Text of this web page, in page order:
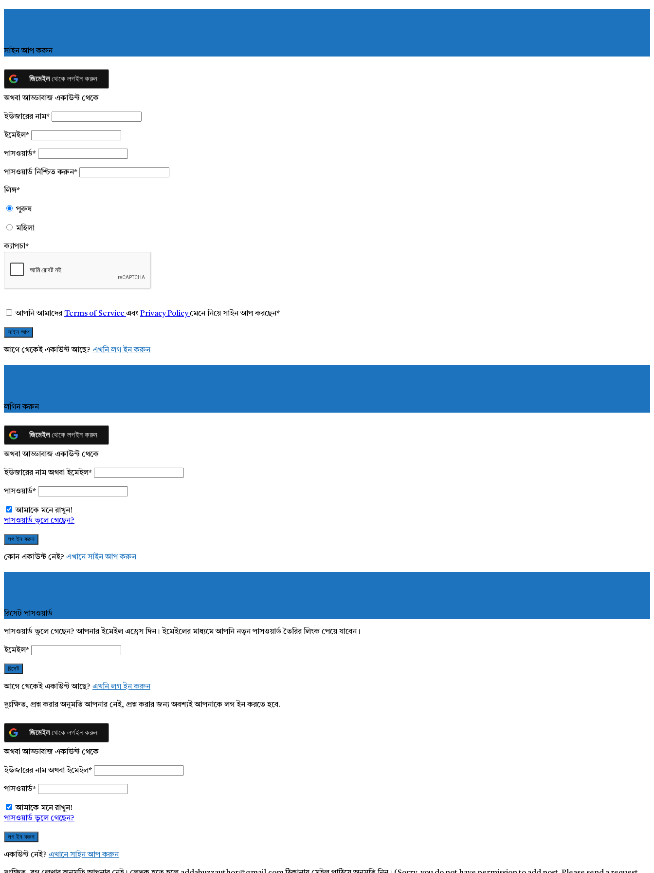
সাইন আপ করুন
জিমেইলথেকে লগইন করুন
অথবা আড্ডাবাজ একাউন্ট থেকে
ইউজারের নাম*
ইমেইল*
পাসওয়ার্ড*
পাসওয়ার্ড নিশ্চিত করুন*
লিঙ্গ*
পুরুষ
মহিলা
ক্যাপচা*
আপনি আমাদেরTerms of Service এবং Privacy Policyমেনে নিয়ে সাইন আপ করছেন*
আগে থেকেই একাউন্ট আছে? এখনি লগ ইন করুন
লগিন করুন
জিমেইলথেকে লগইন করুন
অথবা আড্ডাবাজ একাউন্ট থেকে
ইউজারের নাম অথবা ইমেইল*
পাসওয়ার্ড*
আমাকে মনে রাখুন!
পাসওয়ার্ড ভুলে গেছেন?
কোন একাউন্ট নেই? এখানে সাইন আপ করুন
রিসেট পাসওয়ার্ড
পাসওয়ার্ড ভুলে গেছেন? আপনার ইমেইল এড্রেস দিন। ইমেইলের মাধ্যমে আপনি নতুন পাসওয়ার্ড তৈরির লিংক পেয়ে যাবেন।
ইমেইল*
আগে থেকেই একাউন্ট আছে? এখনি লগ ইন করুন
দুঃক্ষিত, প্রশ্ন করার অনুমতি আপনার নেই, প্রশ্ন করার জন্য অবশ্যই আপনাকে লগ ইন করতে হবে.
জিমেইলথেকে লগইন করুন
অথবা আড্ডাবাজ একাউন্ট থেকে
ইউজারের নাম অথবা ইমেইল*
পাসওয়ার্ড*
আমাকে মনে রাখুন!
পাসওয়ার্ড ভুলে গেছেন?
একাউন্ট নেই? এখানে সাইন আপ করুন